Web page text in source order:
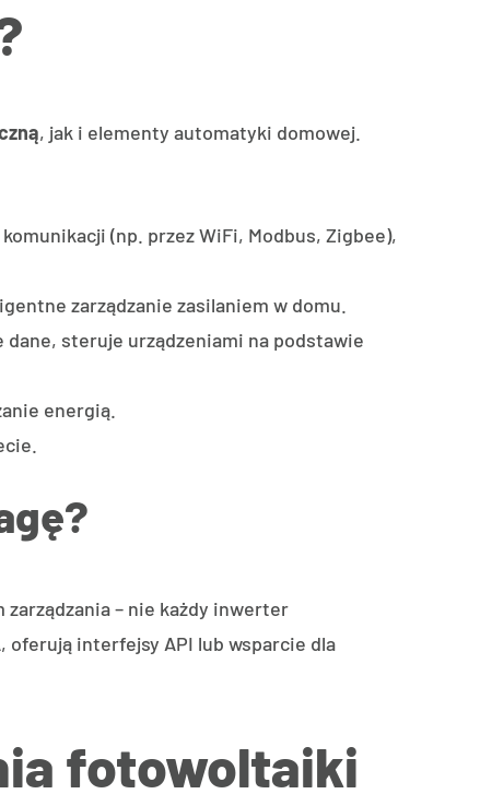
, jak i elementy automatyki domowej.
(np. przez WiFi, Modbus, Zigbee),
zarządzanie zasilaniem w domu.
dane, steruje urządzeniami na podstawie
energią.
– nie każdy inwerter
oferują interfejsy API lub wsparcie dla
fotowoltaiki